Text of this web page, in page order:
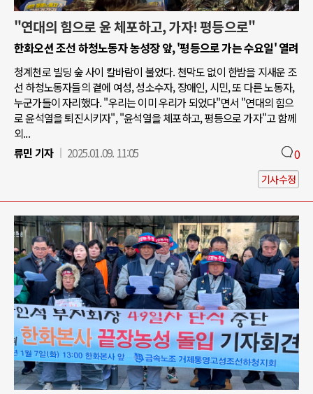
"연대의 힘으로 윤 체포하고, 가자! 평등으로"
한화오션 조선 하청노동자 농성장 앞, '평등으로 가는 수요일' 열려
청계천로 빌딩 숲 사이 칼바람이 불었다. 천막도 없이 한밤을 지새운 조
선 하청노동자들의 곁에 여성, 성소수자, 장애인, 시민, 또 다른 노동자,
누군가들이 자리했다. "우리는 이미 우리가 되었다"면서 "연대의 힘으
로 윤석열을 퇴진시키자", "윤석열을 체포하고, 평등으로 가자"고 함께
외...
류민 기자
2025.01.09. 11:05 0
기사수정